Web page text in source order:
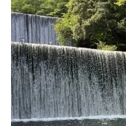
よくある質問
プライバシーポリ
お問い合わせ